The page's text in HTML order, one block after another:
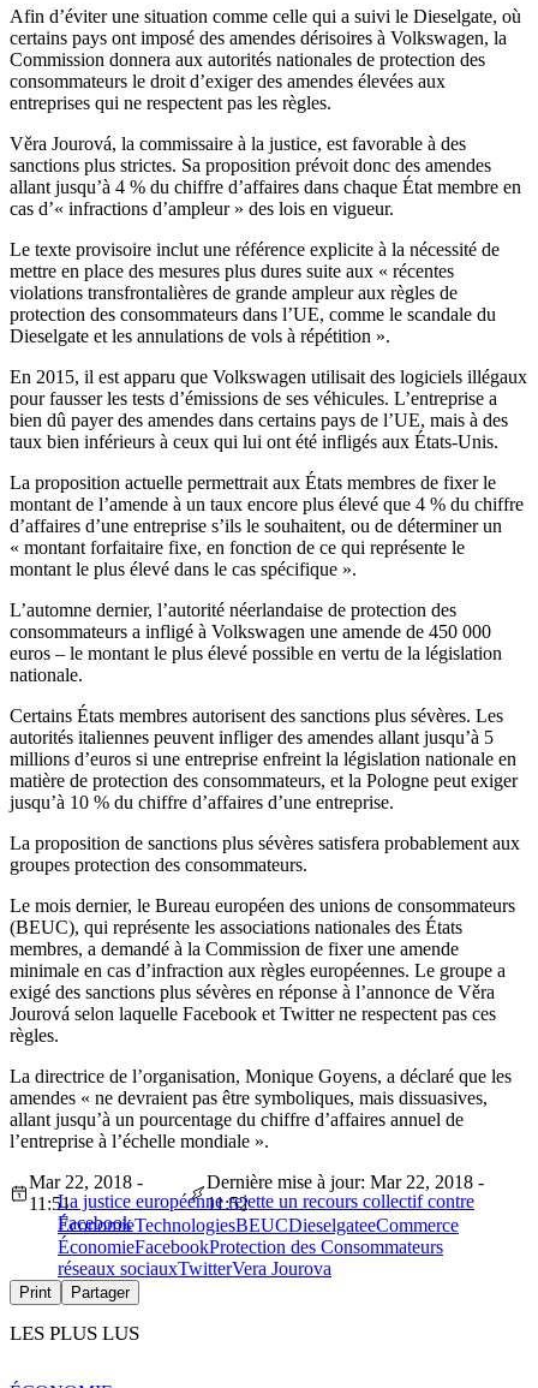
Afin d’éviter une situation comme celle qui a suivi le Dieselgate, où
certains pays ont imposé des amendes dérisoires à Volkswagen, la
Commission donnera aux autorités nationales de protection des
consommateurs le droit d’exiger des amendes élevées aux
entreprises qui ne respectent pas les règles.
Věra Jourová, la commissaire à la justice, est favorable à des
sanctions plus strictes. Sa proposition prévoit donc des amendes
allant jusqu’à 4 % du chiffre d’affaires dans chaque État membre en
cas d’« infractions d’ampleur » des lois en vigueur.
Le texte provisoire inclut une référence explicite à la nécessité de
mettre en place des mesures plus dures suite aux « récentes
violations transfrontalières de grande ampleur aux règles de
protection des consommateurs dans l’UE, comme le scandale du
Dieselgate et les annulations de vols à répétition ».
En 2015, il est apparu que Volkswagen utilisait des logiciels illégaux
pour fausser les tests d’émissions de ses véhicules. L’entreprise a
bien dû payer des amendes dans certains pays de l’UE, mais à des
taux bien inférieurs à ceux qui lui ont été infligés aux États-Unis.
La proposition actuelle permettrait aux États membres de fixer le
montant de l’amende à un taux encore plus élevé que 4 % du chiffre
d’affaires d’une entreprise s’ils le souhaitent, ou de déterminer un
« montant forfaitaire fixe, en fonction de ce qui représente le
montant le plus élevé dans le cas spécifique ».
L’automne dernier, l’autorité néerlandaise de protection des
consommateurs a infligé à Volkswagen une amende de 450 000
euros – le montant le plus élevé possible en vertu de la législation
nationale.
Certains États membres autorisent des sanctions plus sévères. Les
autorités italiennes peuvent infliger des amendes allant jusqu’à 5
millions d’euros si une entreprise enfreint la législation nationale en
matière de protection des consommateurs, et la Pologne peut exiger
jusqu’à 10 % du chiffre d’affaires d’une entreprise.
La proposition de sanctions plus sévères satisfera probablement aux
groupes protection des consommateurs.
Le mois dernier, le Bureau européen des unions de consommateurs
(BEUC), qui représente les associations nationales des États
membres, a demandé à la Commission de fixer une amende
minimale en cas d’infraction aux règles européennes. Le groupe a
exigé des sanctions plus sévères en réponse à l’annonce de Věra
Jourová selon laquelle Facebook et Twitter ne respectent pas ces
règles.
La directrice de l’organisation, Monique Goyens, a déclaré que les
amendes « ne devraient pas être symboliques, mais dissuasives,
allant jusqu’à un pourcentage du chiffre d’affaires annuel de
l’entreprise à l’échelle mondiale ».
La justice européenne rejette un recours collectif contre
Facebook
Mar 22, 2018 -
11:51
Dernière mise à jour: Mar 22, 2018 -
11:52
ÉconomieTechnologiesBEUCDieselgateeCommerce
ÉconomieFacebookProtection des Consommateurs
réseaux sociauxTwitterVera Jourova
Print Partager
LES PLUS LUS